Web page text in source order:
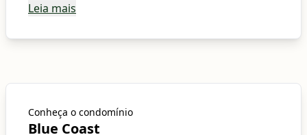
Leia mais
Conheça o condomínio
Blue Coast